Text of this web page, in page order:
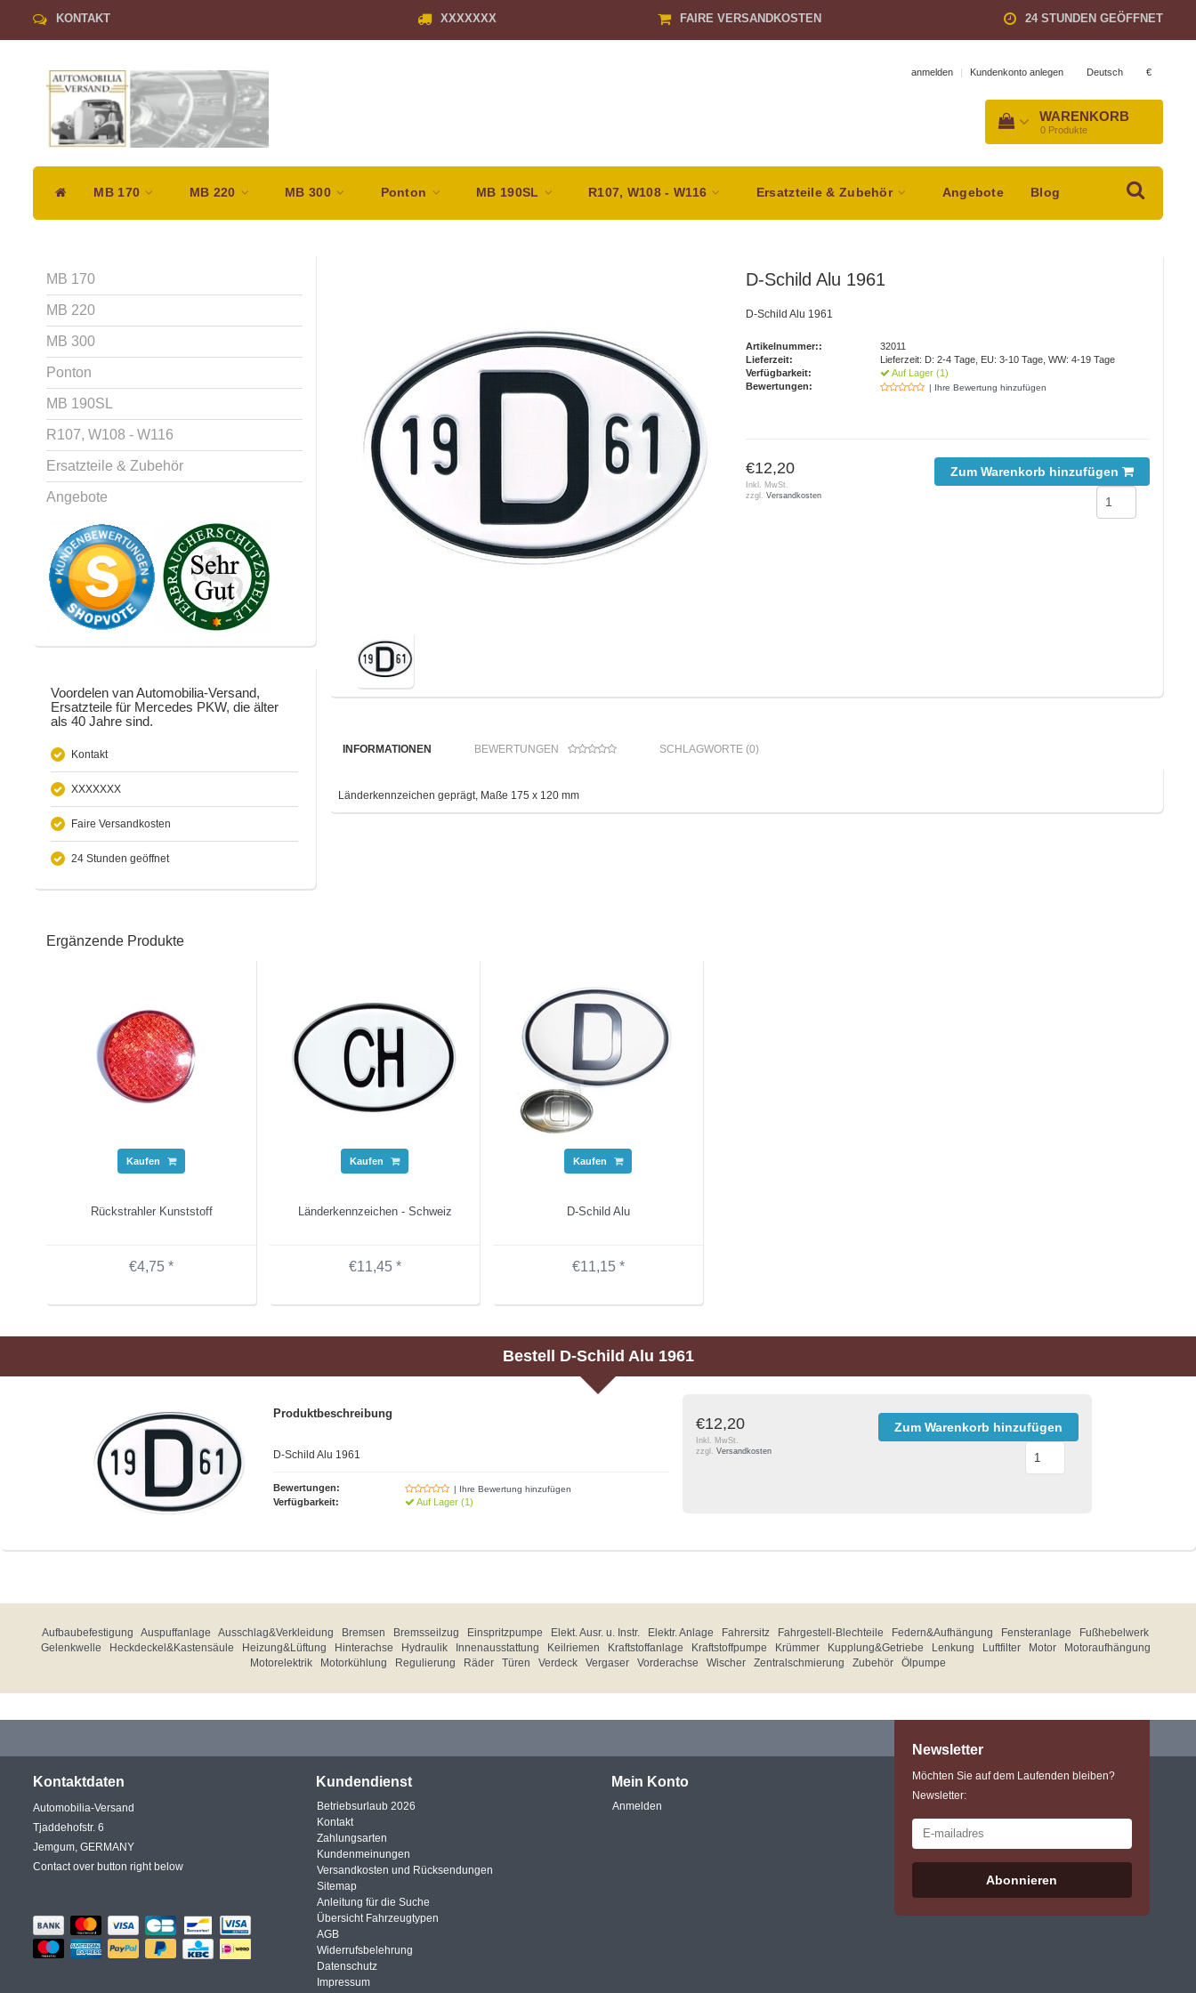
KONTAKT XXXXXXX FAIRE VERSANDKOSTEN 24 STUNDEN GEÖFFNET
anmelden | Kundenkonto anlegen Deutsch €
WARENKORB
0 Produkte
MB 170 MB 220 MB 300 Ponton MB 190SL R107, W108 - W116 Ersatzteile & Zubehör Angebote Blog
MB 170
MB 220
MB 300
Ponton
MB 190SL
R107, W108 - W116
Ersatzteile & Zubehör
Angebote
Voordelen van Automobilia-Versand,
Ersatzteile für Mercedes PKW, die älter
als 40 Jahre sind.
Kontakt
XXXXXXX
Faire Versandkosten
24 Stunden geöffnet
D-Schild Alu 1961
D-Schild Alu 1961
Artikelnummer::
32011
Lieferzeit:
Lieferzeit: D: 2-4 Tage, EU: 3-10 Tage, WW: 4-19 Tage
Verfügbarkeit:
Auf Lager (1)
Bewertungen:
| Ihre Bewertung hinzufügen
€12,20
Inkl. MwSt.
zzgl.Versandkosten
Zum Warenkorb hinzufügen
INFORMATIONEN BEWERTUNGEN SCHLAGWORTE (0)
Länderkennzeichen geprägt, Maße 175 x 120 mm
Ergänzende Produkte
Kaufen
Rückstrahler Kunststoff
€4,75 *
Kaufen
Länderkennzeichen - Schweiz
€11,45 *
Kaufen
D-Schild Alu
€11,15 *
Bestell D-Schild Alu 1961
Produktbeschreibung
D-Schild Alu 1961
Bewertungen: | Ihre Bewertung hinzufügen
Verfügbarkeit: Auf Lager (1)
€12,20
Inkl. MwSt.
zzgl. Versandkosten
Zum Warenkorb hinzufügen
Aufbaubefestigung Auspuffanlage Ausschlag&Verkleidung Bremsen Bremsseilzug Einspritzpumpe Elekt. Ausr. u. Instr. Elektr. Anlage Fahrersitz Fahrgestell-Blechteile Federn&Aufhängung Fensteranlage
Fußhebelwerk
Gelenkwelle
Heckdeckel&Kastensäule Heizung&Lüftung Hinterachse Hydraulik Innenausstattung Keilriemen Kraftstoffanlage Kraftstoffpumpe Krümmer Kupplung&Getriebe Lenkung Luftfilter Motor
Motoraufhängung
Motorelektrik
Motorkühlung Regulierung Räder Türen Verdeck Vergaser Vorderachse Wischer Zentralschmierung Zubehör Ölpumpe
Kontaktdaten
Automobilia-Versand
Tjaddehofstr. 6
Jemgum, GERMANY
Contact over button right below
Kundendienst
Betriebsurlaub 2026
Kontakt
Zahlungsarten
Kundenmeinungen
Versandkosten und Rücksendungen
Sitemap
Anleitung für die Suche
Übersicht Fahrzeugtypen
AGB
Widerrufsbelehrung
Datenschutz
Impressum
Mein Konto
Anmelden
Newsletter
Möchten Sie auf dem Laufenden bleiben?
Newsletter:
Abonnieren